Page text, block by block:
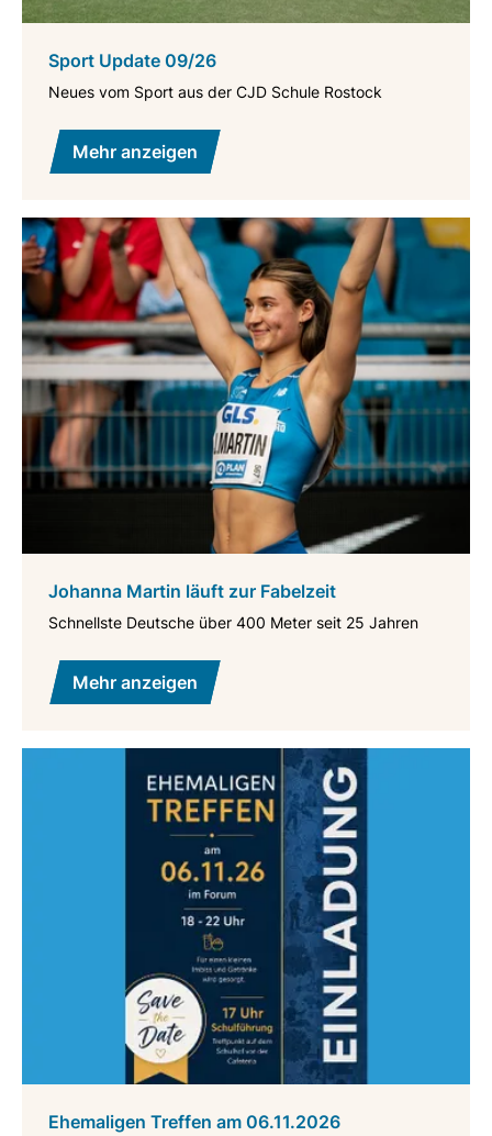
Sport Update 09/26
Neues vom Sport aus der CJD Schule Rostock
Mehr anzeigen
Johanna Martin läuft zur Fabelzeit
Schnellste Deutsche über 400 Meter seit 25 Jahren
Mehr anzeigen
Ehemaligen Treffen am 06.11.2026